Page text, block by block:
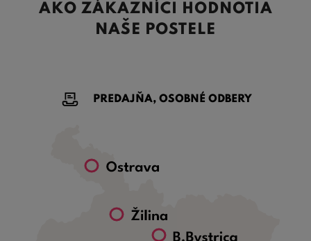
AKO ZÁKAZNÍCI HODNOTIA
NAŠE POSTELE
PREDAJŇA, OSOBNÉ ODBERY